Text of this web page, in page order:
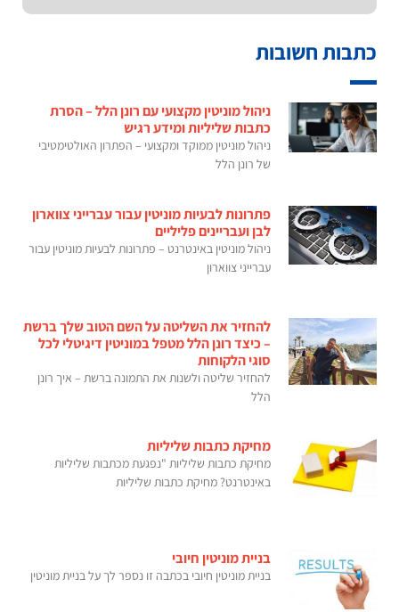
כתבות חשובות
ניהול מוניטין מקצועי עם רונן הלל – הסרת
כתבות שליליות ומידע רגיש
ניהול מוניטין ממוקד ומקצועי – הפתרון האולטימטיבי
של רונן הלל
פתרונות לבעיות מוניטין עבור עברייני צווארון
לבן ועבריינים פליליים
ניהול מוניטין באינטרנט – פתרונות לבעיות מוניטין עבור
עברייני צווארון
להחזיר את השליטה על השם הטוב שלך ברשת
– כיצד רונן הלל מטפל במוניטין דיגיטלי לכל
סוגי הלקוחות
להחזיר שליטה ולשנות את התמונה ברשת – איך רונן
הלל
מחיקת כתבות שליליות
מחיקת כתבות שליליות "נפגעת מכתבות שליליות
באינטרנט? מחיקת כתבות שליליות
בניית מוניטין חיובי
בניית מוניטין חיובי בכתבה זו נספר לך על בניית מוניטין